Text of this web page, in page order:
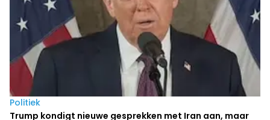
Politiek
Trump kondigt nieuwe gesprekken met Iran aan, maar